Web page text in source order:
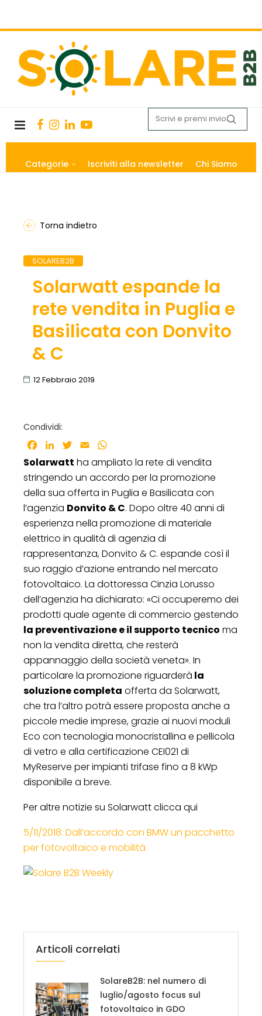
Categorie Iscriviti alla newsletter Chi Siamo
Torna indietro
SOLAREB2B
Solarwatt espande la
rete vendita in Puglia e
Basilicata con Donvito
& C
12 Febbraio 2019
Condividi:
Facebook
LinkedInTwitter
Email
Solarwatt ha ampliato la rete di vendita
stringendo un accordo per la promozione
della sua offerta in Puglia e Basilicata con
l’agenzia Donvito & C. Dopo oltre 40 anni di
esperienza nella promozione di materiale
elettrico in qualità di agenzia di
rappresentanza, Donvito & C. espande così il
suo raggio d’azione entrando nel mercato
fotovoltaico. La dottoressa Cinzia Lorusso
dell’agenzia ha dichiarato: «Ci occuperemo dei
prodotti quale agente di commercio gestendo
la preventivazione e il supporto tecnico ma
non la vendita diretta, che resterà
appannaggio della società veneta». In
particolare la promozione riguarderà la
soluzione completa offerta da Solarwatt,
che tra l’altro potrà essere proposta anche a
piccole medie imprese, grazie ai nuovi moduli
Eco con tecnologia monocristallina e pellicola
di vetro e alla certificazione CEI021 di
MyReserve per impianti trifase fino a 8 kWp
disponibile a breve.
Per altre notizie su Solarwatt clicca qui
5/11/2018: Dall’accordo con BMW un pacchetto
per fotovoltaico e mobilità
Articoli correlati
SolareB2B: nel numero di
luglio/agosto focus sul
fotovoltaico in GDO